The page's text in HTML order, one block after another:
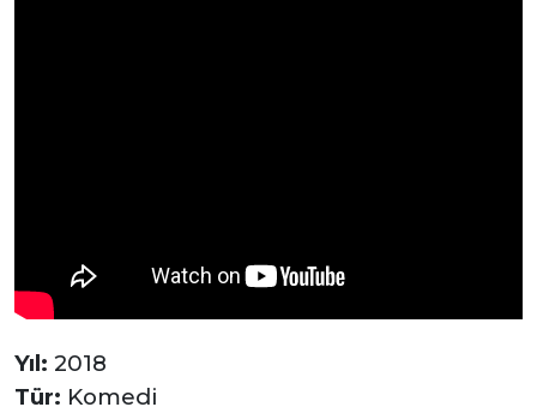
Yıl: 2018
Tür: Komedi